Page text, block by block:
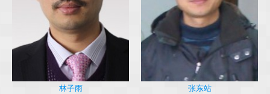
林子雨 张东站